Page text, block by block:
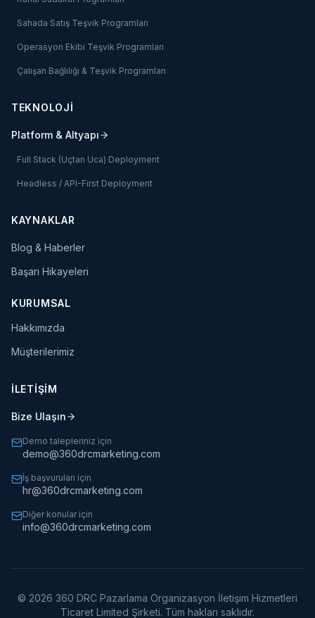
Sahada Satış Teşvik Programları
Operasyon Ekibi Teşvik Programları
Çalışan Bağlılığı & Teşvik Programları
TEKNOLOJİ
Platform & Altyapı
Full Stack (Uçtan Uca) Deployment
Headless / API-First Deployment
KAYNAKLAR
Blog & Haberler
Başarı Hikayeleri
KURUMSAL
Hakkımızda
Müşterilerimiz
İLETİŞİM
Bize Ulaşın
Demo talepleriniz için
demo@360drcmarketing.com
İş başvuruları için
hr@360drcmarketing.com
Diğer konular için
info@360drcmarketing.com
© 2026 360 DRC Pazarlama Organizasyon İletişim Hizmetleri
Ticaret Limited Şirketi. Tüm hakları saklıdır.